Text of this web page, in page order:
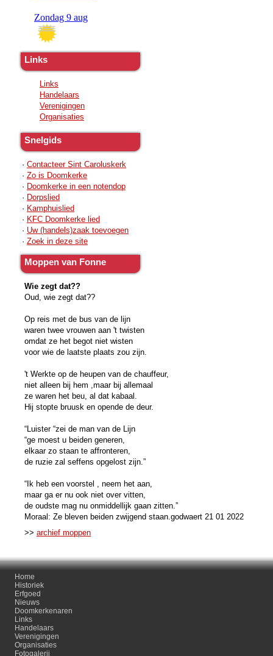
Links
Links
Handelaars
Verenigingen
Organisaties
Snelgids
· Contacteer Sint Caroluskerk
· Zo is Doomkerke
· Doomkerke in een notendop
· Dorpslied
· Kamphuislied
· KFC Doomkerke lied
· Uw (handels)zaak toevoegen
· Zoek in deze site
Moppen van Fonne
Wie zegt dat??
Oud, wie zegt dat??
Op reis met de bus van de lijn
waren twee vrouwen aan 't twisten
omdat ze het begot niet wisten
voor wie de laatste plaats zou zijn.
't Werkte op de heupen van de chauffeur,
niet alleen bij hem ,maar bij allemaal
ze waren het beu, al dat kabaal.
Hij stopte bruusk en opende de deur.
“Luister “zei de man van de Lijn
“ge moest u beiden generen,
elkaar zo staan te affronteren,
de ruzie zal seffens opgelost zijn.”
“Ik heb een voorstel , neem het aan,
maar ga er nu ook niet over vitten,
de oudste mag nu onmiddellijk gaan zitten.”
Moraal: Ze bleven beiden zwijgend staan.godwaert 21 01 2022
>> archief moppen
Home
Historiek
Erfgoed
Nieuws
Doomkerkenaren
Links
Handelaars
Verenigingen
Organisaties
Fotogalerij